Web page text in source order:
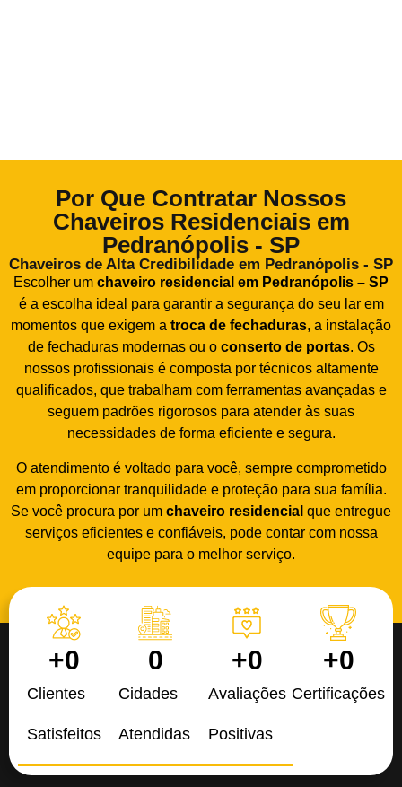
Por Que Contratar Nossos
Chaveiros Residenciais em
Pedranópolis - SP
Chaveiros de Alta Credibilidade em Pedranópolis - SP
Escolher um chaveiro residencial em Pedranópolis – SP
é a escolha ideal para garantir a segurança do seu lar em
momentos que exigem a troca de fechaduras, a instalação
de fechaduras modernas ou o conserto de portas. Os
nossos profissionais é composta por técnicos altamente
qualificados, que trabalham com ferramentas avançadas e
seguem padrões rigorosos para atender às suas
necessidades de forma eficiente e segura.
O atendimento é voltado para você, sempre comprometido
em proporcionar tranquilidade e proteção para sua família.
Se você procura por um chaveiro residencial que entregue
serviços eficientes e confiáveis, pode contar com nossa
equipe para o melhor serviço.
Clientes
Satisfeitos
+0
Cidades
Atendidas
0
Avaliações
Positivas
+0
Certificações
+0